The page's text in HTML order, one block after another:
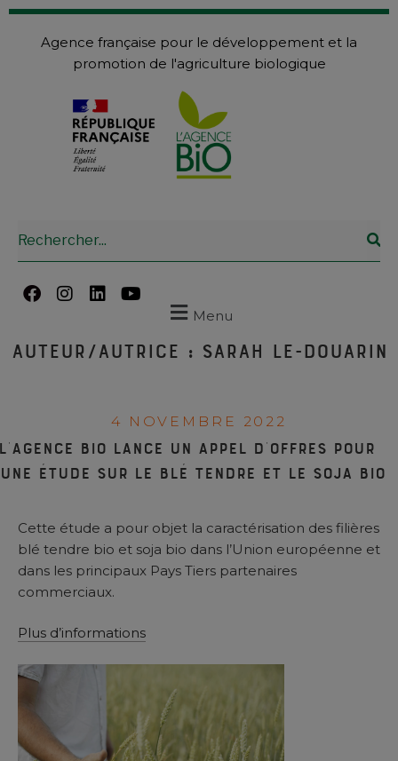
Agence française pour le développement et la
promotion de l'agriculture biologique
Menu
Auteur/autrice : Sarah Le-Douarin
4 NOVEMBRE 2022
BIO lance un appel d’offres pour
une étude sur le blé tendre et le soja bio
Cette étude a pour objet la caractérisation des filières
blé tendre bio et soja bio dans l’Union européenne et
dans les principaux Pays Tiers partenaires
commerciaux.
Plus d’informations